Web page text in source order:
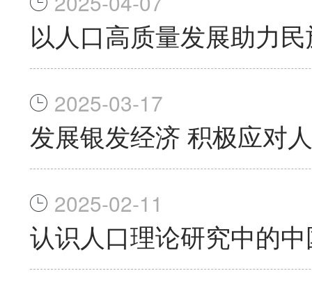
以人口高质量发展助力
2025-03-17
发展银发经济 积极应对
2025-02-11
认识人口理论研究中的